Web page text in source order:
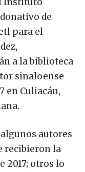
de
para el
a la biblioteca
sinaloense
en Culiacán,
autores
recibieron la
2017; otros lo